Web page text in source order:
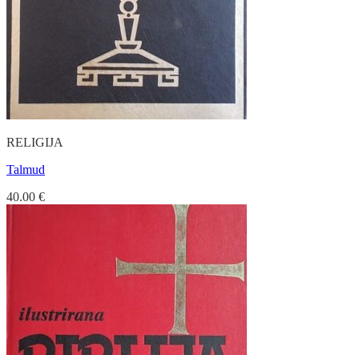
RELIGIJA
Talmud
40.00 €